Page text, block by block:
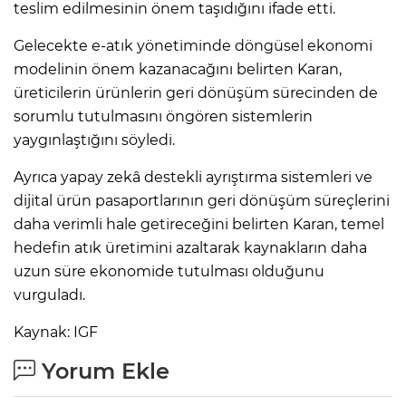
teslim edilmesinin önem taşıdığını ifade etti.
Gelecekte e-atık yönetiminde döngüsel ekonomi
modelinin önem kazanacağını belirten Karan,
üreticilerin ürünlerin geri dönüşüm sürecinden de
sorumlu tutulmasını öngören sistemlerin
yaygınlaştığını söyledi.
Ayrıca yapay zekâ destekli ayrıştırma sistemleri ve
dijital ürün pasaportlarının geri dönüşüm süreçlerini
daha verimli hale getireceğini belirten Karan, temel
hedefin atık üretimini azaltarak kaynakların daha
uzun süre ekonomide tutulması olduğunu
vurguladı.
Kaynak: IGF
Yorum Ekle